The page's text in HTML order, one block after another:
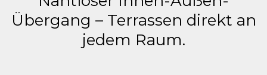
Übergang – Terrassen direkt an
jedem Raum.